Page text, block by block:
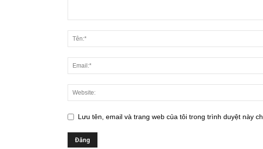
Lưu tên, email và trang web của tôi trong trình duyệt này